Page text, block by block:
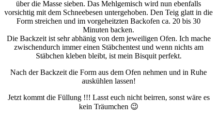
über die Masse sieben. Das Mehlgemisch wird nun ebenfalls
vorsichtig mit dem Schneebesen untergehoben. Den Teig glatt in die
Form streichen und im vorgeheitzten Backofen ca. 20 bis 30
Minuten backen.
Die Backzeit ist sehr abhänig von dem jeweiligen Ofen. Ich mache
zwischendurch immer einen Stäbchentest und wenn nichts am
Stäbchen kleben bleibt, ist mein Bisquit perfekt.
Nach der Backzeit die Form aus dem Ofen nehmen und in Ruhe
auskühlen lassen!
Jetzt kommt die Füllung !!! Lasst euch nicht beirren, sonst wäre es
kein Träumchen 😉